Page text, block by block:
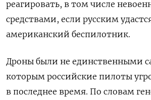
реагировать, в том числе
средствами, если русским
американский беспилотник.
Дроны были не единственными
которым российские пилоты
в последнее время. По словам